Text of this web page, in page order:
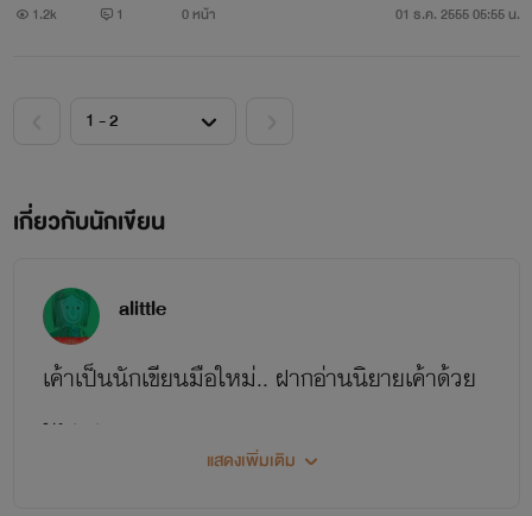
1.2k 1 0 หน้า 01 ธ.ค. 2555 05:55 น.
เกี่ยวกับนักเขียน
alittle
เค้าเป็นนักเขียนมือใหม่.. ฝากอ่านนิยายเค้าด้วย
นะ ><
แสดงเพิ่มเติม